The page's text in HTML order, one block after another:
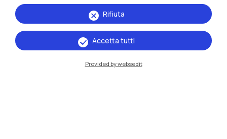
Rifiuta
Accetta tutti
Provided by websedit